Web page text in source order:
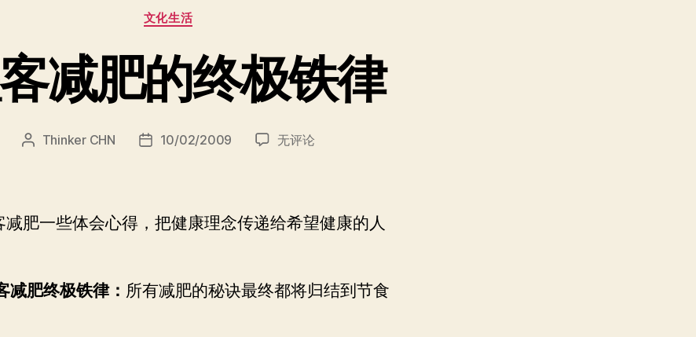
分
类
文化生活
减肥的终极铁律
文 Thinker CHN
发 10/02/2009
醒
的
终
律
无评论
减肥一些体会心得，把健康理念传递给希望健康的人
减肥终极铁律： 所有减肥的秘诀最终都将归结到节食